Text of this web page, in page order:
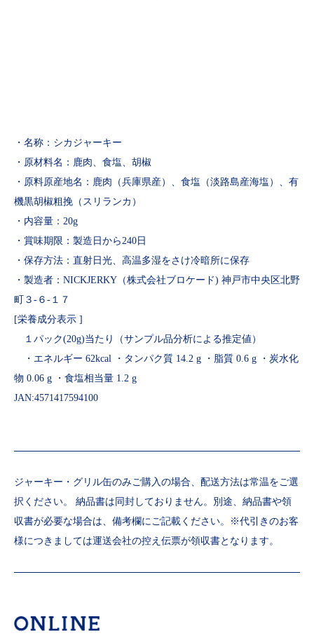
・名称：シカジャーキー
・原材料名：鹿肉、食塩、胡椒
・原料原産地名：鹿肉（兵庫県産）、食塩（淡路島産海塩）、有
機黒胡椒粗挽（スリランカ）
・内容量：20g
・賞味期限：製造日から240日
・保存方法：直射日光、高温多湿をさけ冷暗所に保存
・製造者：NICKJERKY（株式会社ブロケード) 神戸市中央区北野
町３-６-１７
[栄養成分表示 ]
１パック(20g)当たり（サンプル品分析による推定値）
・エネルギー 62kcal ・タンパク質 14.2 g ・脂質 0.6 g ・炭水化
物 0.06 g ・食塩相当量 1.2 g
JAN:4571417594100
ジャーキー・グリル缶のみご購入の場合、配送方法は常温をご選
択ください。 納品書は同封しておりません。別途、納品書や領
収書が必要な場合は、備考欄にご記載ください。※代引きのお客
様につきましては運送会社の控え伝票が領収書となります。